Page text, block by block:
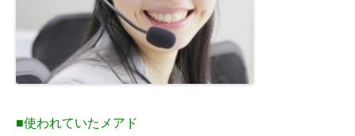
■使われていたメアド